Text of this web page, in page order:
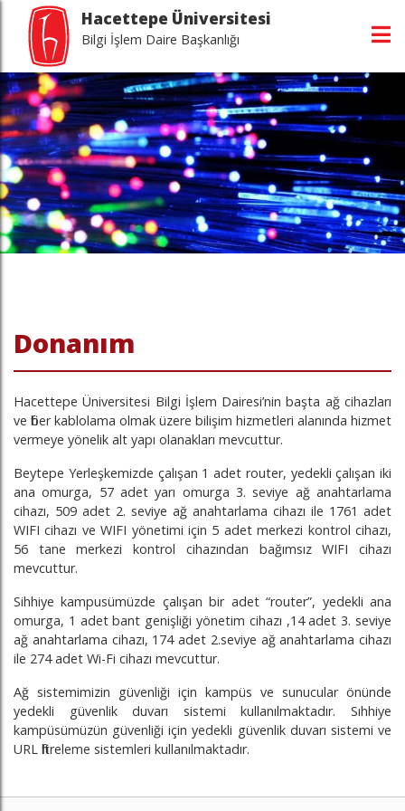
Hacettepe Üniversitesi
Bilgi İşlem Daire Başkanlığı
Donanım
Hacettepe Üniversitesi Bilgi İşlem Dairesi’nin başta ağ cihazları
ve fiber kablolama olmak üzere bilişim hizmetleri alanında hizmet
vermeye yönelik alt yapı olanakları mevcuttur.
Beytepe Yerleşkemizde çalışan 1 adet router, yedekli çalışan iki
ana omurga, 57 adet yarı omurga 3. seviye ağ anahtarlama
cihazı, 509 adet 2. seviye ağ anahtarlama cihazı ile 1761 adet
WIFI cihazı ve WIFI yönetimi için 5 adet merkezi kontrol cihazı,
56 tane merkezi kontrol cihazından bağımsız WIFI cihazı
mevcuttur.
Sihhiye kampusümüzde çalışan bir adet “router”, yedekli ana
omurga, 1 adet bant genişliği yönetim cihazı ,14 adet 3. seviye
ağ anahtarlama cihazı, 174 adet 2.seviye ağ anahtarlama cihazı
ile 274 adet Wi-Fi cihazı mevcuttur.
Ağ sistemimizin güvenliği için kampüs ve sunucular önünde
yedekli güvenlik duvarı sistemi kullanılmaktadır. Sıhhiye
kampüsümüzün güvenliği için yedekli güvenlik duvarı sistemi ve
URL filtreleme sistemleri kullanılmaktadır.